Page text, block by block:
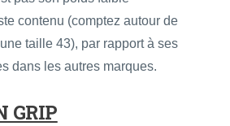
contenu (comptez autour de
taille 43), par rapport à ses
dans les autres marques.
GRIP